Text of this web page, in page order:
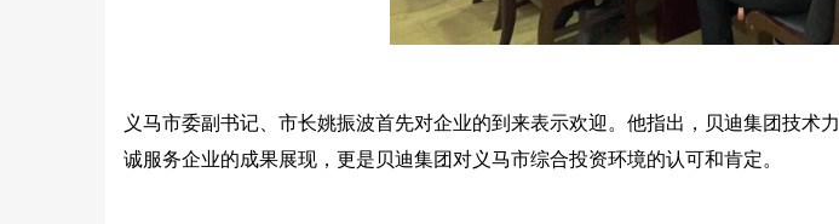
义马市委副书记、市长姚振波首先对企业的到来表示欢迎。他指出，贝迪集团技
诚服务企业的成果展现，更是贝迪集团对义马市综合投资环境的认可和肯定。